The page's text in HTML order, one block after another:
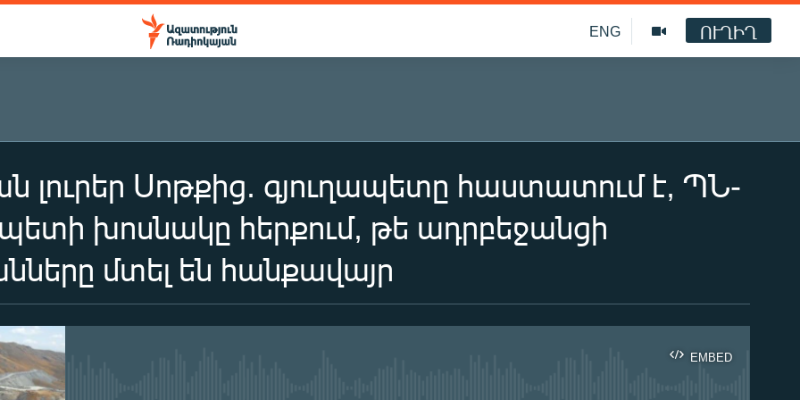
ENG ՈՒՂԻՂ
լուրեր Սոթքից. գյուղապետը հաստատում է, ՊՆ-
խոսնակը հերքում, թե ադրբեջանցի
մտել են հանքավայր
EMBED